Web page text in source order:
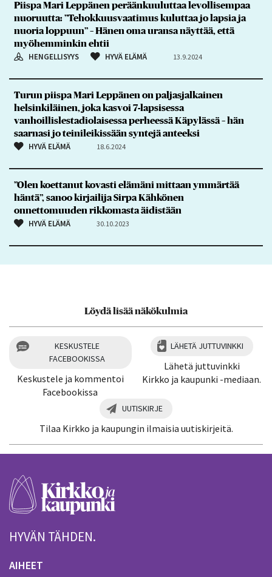
Piispa Mari Leppänen peräänkuuluttaa levollisempaa
nuoruutta: ”Tehokkuusvaatimus kuluttaa jo lapsia ja
nuoria loppuun” – Hänen oma uransa näyttää, että
myöhemminkin ehtii
HENGELLISYYS HYVÄ ELÄMÄ 13.9.2024
Turun piispa Mari Leppänen on paljasjalkainen
helsinkiläinen, joka kasvoi 7-lapsisessa
vanhoillislestadiolaisessa perheessä Käpylässä – hän
saarnasi jo teinileikissään syntejä anteeksi
HYVÄ ELÄMÄ 18.6.2024
”Olen koettanut kovasti elämäni mittaan ymmärtää
häntä”, sanoo kirjailija Sirpa Kähkönen
onnettomuuden rikkomasta äidistään
HYVÄ ELÄMÄ 30.10.2023
Löydä lisää näkökulmia
KESKUSTELE
FACEBOOKISSA
Keskustele ja kommentoi
Facebookissa
LÄHETÄ JUTTUVINKKI
Lähetä juttuvinkki
Kirkko ja kaupunki -mediaan.
UUTISKIRJE
Tilaa Kirkko ja kaupungin ilmaisia uutiskirjeitä.
HYVÄN TÄHDEN.
AIHEET